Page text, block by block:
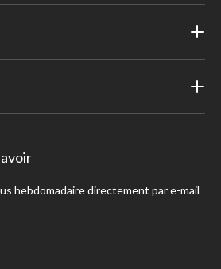
hebdomadaire directement par e-mail